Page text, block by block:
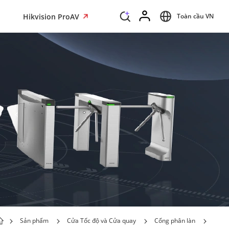
Hikvision ProAV Toàn cầu VN
Sản phẩm Cửa Tốc độ và Cửa quay Cổng phân làn